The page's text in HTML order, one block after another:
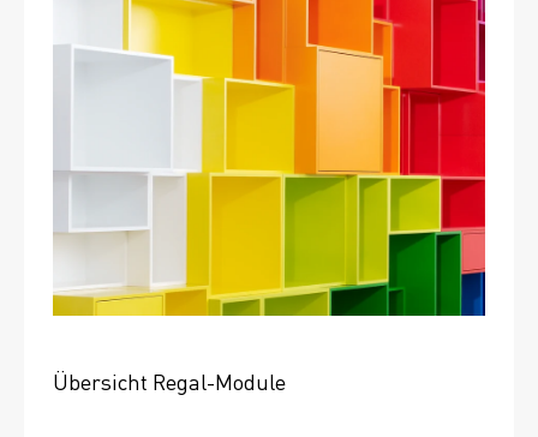
Übersicht Regal-Module